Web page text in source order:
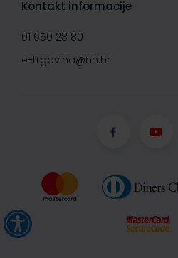
Kontakt informacije
01 650 28 80
e-trgovina@nn.hr